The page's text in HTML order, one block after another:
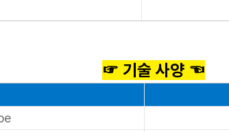
☞ 기술 사양 ☜